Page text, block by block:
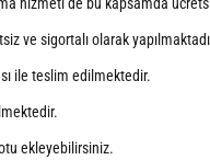
hizmeti de bu kapsamda
ve sigortalı olarak
ile teslim edilmektedir.
ekleyebilirsiniz.